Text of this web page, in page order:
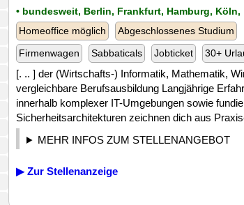
• bundesweit, Berlin, Frankfurt, Hamburg,
Homeoffice möglich
Abgeschlossenes Studium
Firmenwagen
Sabbaticals Jobticket 30+
[. .. ] der (Wirtschafts-) Informatik, Mathematik,
vergleichbare Berufsausbildung Langjährige
innerhalb komplexer IT-Umgebungen sowie
Sicherheitsarchitekturen zeichnen dich aus
MEHR INFOS ZUM STELLENANGEBOT
▶ Zur Stellenanzeige